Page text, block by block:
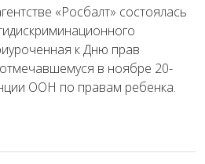
«Росбалт» состоялась
к Дню прав
в ноябре 20-
ООН по правам ребенка.